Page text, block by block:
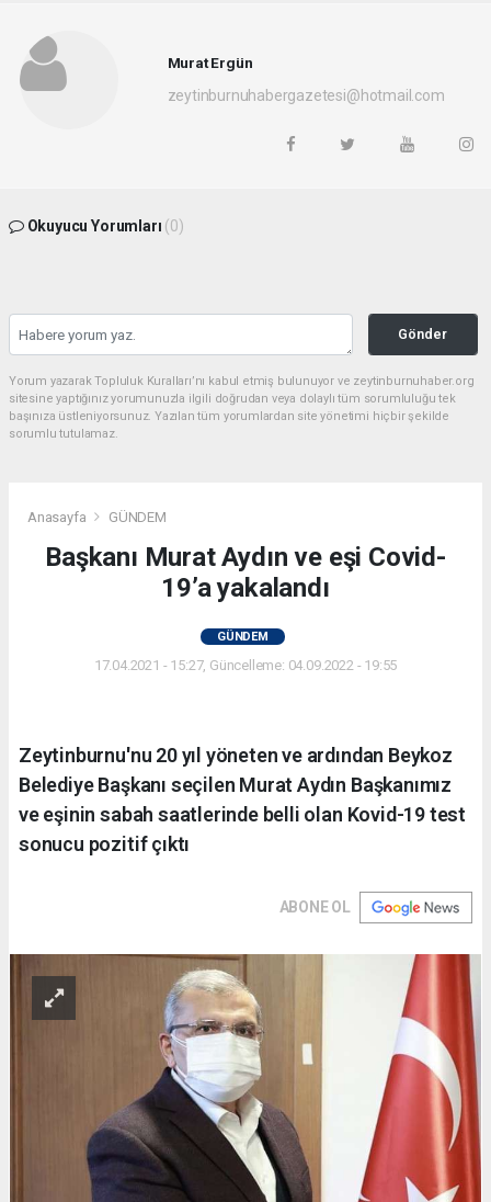
Murat Ergün
zeytinburnuhabergazetesi@hotmail.com
Okuyucu Yorumları (0)
Gönder
Yorum yazarak Topluluk Kuralları’nı kabul etmiş bulunuyor ve zeytinburnuhaber.org
sitesine yaptığınız yorumunuzla ilgili doğrudan veya dolaylı tüm sorumluluğu tek
başınıza üstleniyorsunuz. Yazılan tüm yorumlardan site yönetimi hiçbir şekilde
sorumlu tutulamaz.
Anasayfa GÜNDEM
Başkanı Murat Aydın ve eşi Covid-
19’a yakalandı
GÜNDEM
17.04.2021 - 15:27, Güncelleme: 04.09.2022 - 19:55
Zeytinburnu'nu 20 yıl yöneten ve ardından Beykoz
Belediye Başkanı seçilen Murat Aydın Başkanımız
ve eşinin sabah saatlerinde belli olan Kovid-19 test
sonucu pozitif çıktı
ABONE OL